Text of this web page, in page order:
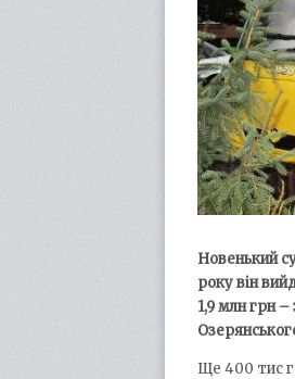
Новенький
року він
1,9 млн грн –
Ще 400 тис